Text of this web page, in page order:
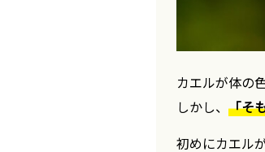
カエルが体の
しかし、 「そ
初めにカエル